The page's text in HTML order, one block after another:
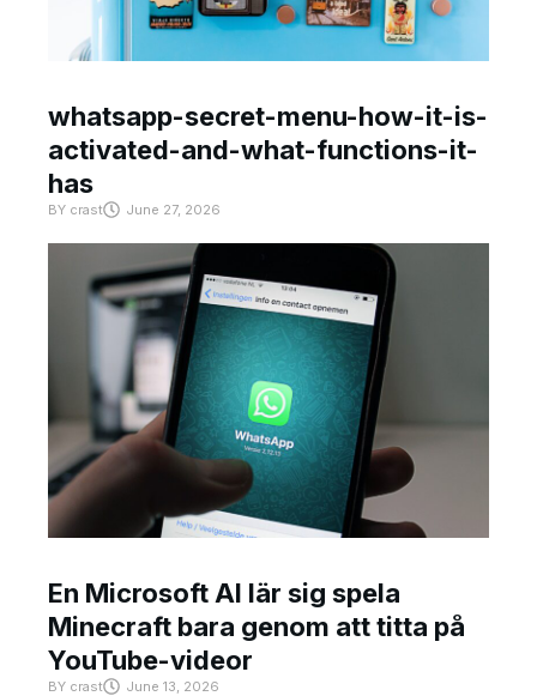
whatsapp-secret-menu-how-it-is-
activated-and-what-functions-it-
has
BY crast June 27, 2026
En Microsoft AI lär sig spela
Minecraft bara genom att titta på
YouTube-videor
BY crast June 13, 2026